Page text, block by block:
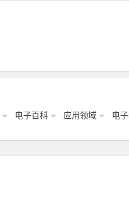
电子百科 应用领域 电